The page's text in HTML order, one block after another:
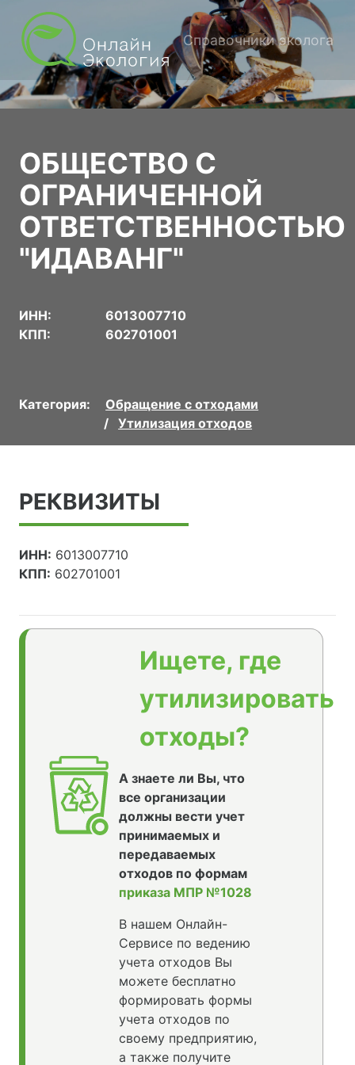
Справочники эколога
ОБЩЕСТВО С
ОГРАНИЧЕННОЙ
ОТВЕТСТВЕННОСТЬЮ
"ИДАВАНГ"
ИНН:
6013007710
КПП:
602701001
Категория:
Обращение с отходами
Утилизация отходов
РЕКВИЗИТЫ
ИНН: 6013007710
КПП: 602701001
Ищете, где
утилизировать
отходы?
А знаете ли Вы, что
все организации
должны вести учет
принимаемых и
передаваемых
отходов по формам
приказа МПР №1028
В нашем Онлайн-
Сервисе по ведению
учета отходов Вы
можете бесплатно
формировать формы
учета отходов по
своему предприятию,
а также получите